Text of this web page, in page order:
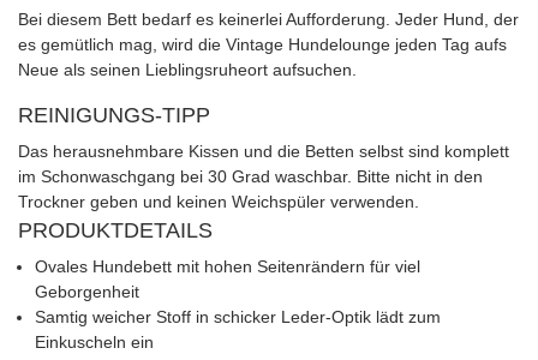
Bei diesem Bett bedarf es keinerlei Aufforderung. Jeder Hund, der
es gemütlich mag, wird die Vintage Hundelounge jeden Tag aufs
Neue als seinen Lieblingsruheort aufsuchen.
REINIGUNGS-TIPP
Das herausnehmbare Kissen und die Betten selbst sind komplett
im Schonwaschgang bei 30 Grad waschbar. Bitte nicht in den
Trockner geben und keinen Weichspüler verwenden.
PRODUKTDETAILS
Ovales Hundebett mit hohen Seitenrändern für viel
Geborgenheit
Samtig weicher Stoff in schicker Leder-Optik lädt zum
Einkuscheln ein